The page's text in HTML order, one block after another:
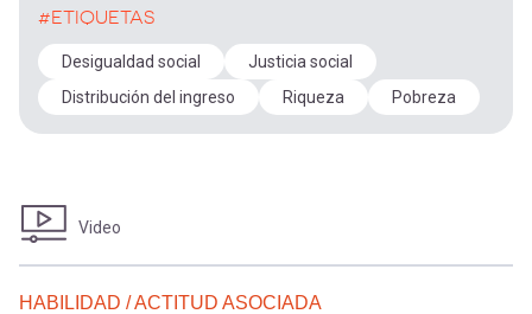
#ETIQUETAS
Desigualdad social
Justicia social
Distribución del ingreso
Riqueza Pobreza
Video
HABILIDAD / ACTITUD ASOCIADA